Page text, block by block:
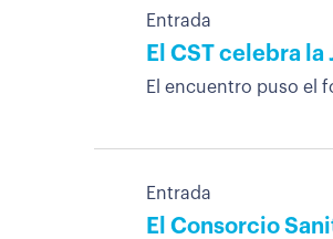
Entrada
El CST celebra
El encuentro puso el
Entrada
El Consorcio